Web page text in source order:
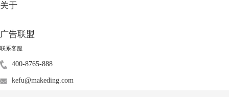
关于
广告联盟
联系客服
400-8765-888
kefu@makeding.com